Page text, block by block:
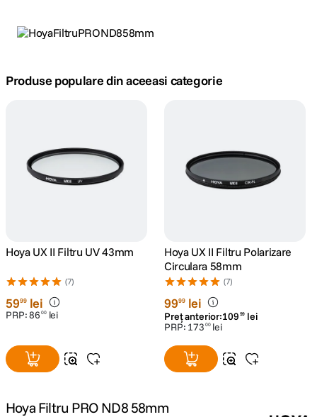
3. trepied telefon
canon sx740 hs
6. lavaliera
8 . card memorie
9. dji mic mini
10. dji osmo
Produse populare din aceeasi categorie
Hoya UX II Filtru UV 43mm
(7)
5999 lei
PRP:86 00 lei
Hoya UX II Filtru Polarizare
Circulara 58mm
(7)
9999 lei
Preț anterior:109 99 lei
PRP: 173 00 lei
Hoya Filtru PRO ND8 58mm